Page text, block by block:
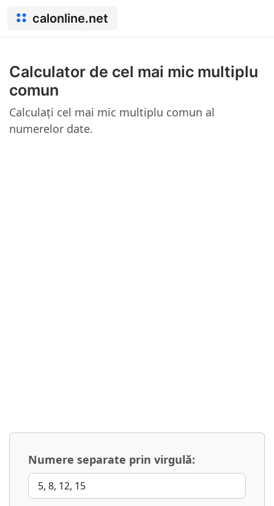
calonline.net
Calculator de cel mai mic multiplu
comun
Calculați cel mai mic multiplu comun al
numerelor date.
Numere separate prin virgulă: